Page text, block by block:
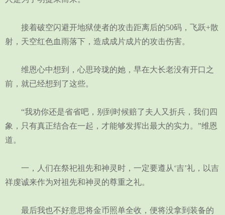
接着破空闪避开地狱使者的攻击距离后的50码，飞跃+散
射，天空红色血雨落下，造成成片成片的攻击伤害。
维恩心中想到，心思玲珑的她，早在大长老没有开口之
前，就已经想到了这些。
“我劝你还是省省吧，别到时候赔了夫人又折兵，我们四
象，只有真正结合在一起，才能够发挥出最大的实力。”维恩
道。
一，人们在祭祀祖先和神灵时，一定要遵从‘吉’礼，以吉
祥虔诚来作为对祖先和神灵的尊重之礼。
最后我也不好意思将金币照单全收，便将没拿到装备的